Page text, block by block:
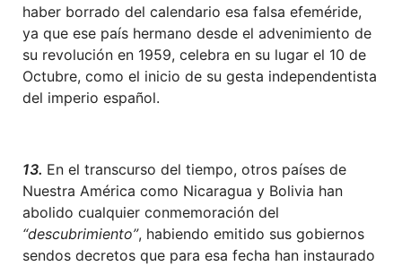
haber borrado del calendario esa falsa efeméride,
ya que ese país hermano desde el advenimiento de
su revolución en 1959, celebra en su lugar el 10 de
Octubre, como el inicio de su gesta independentista
del imperio español.
13. En el transcurso del tiempo, otros países de
Nuestra América como Nicaragua y Bolivia han
abolido cualquier conmemoración del
“descubrimiento”, habiendo emitido sus gobiernos
sendos decretos que para esa fecha han instaurado